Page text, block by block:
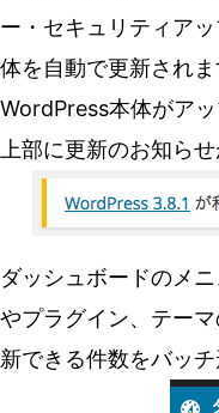
ー・セキュリティア
体を自動で更新されま
WordPress本体がア
上部に更新のお知ら
ダッシュボードのメ
やプラグイン、テー
新できる件数をバッチ